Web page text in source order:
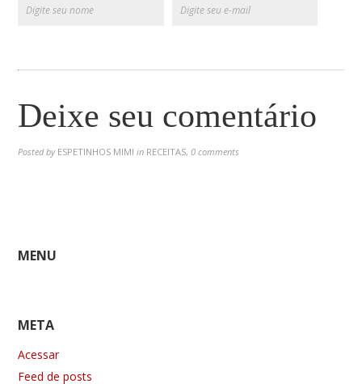
Deixe seu comentário
Posted by ESPETINHOS MIMI in RECEITAS,0 comments
MENU
META
Acessar
Feed de posts